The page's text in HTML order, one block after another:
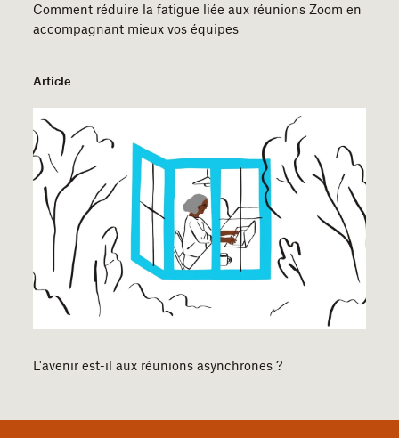
Comment réduire la fatigue liée aux réunions Zoom en
accompagnant mieux vos équipes
Article
L'avenir est-il aux réunions asynchrones ?